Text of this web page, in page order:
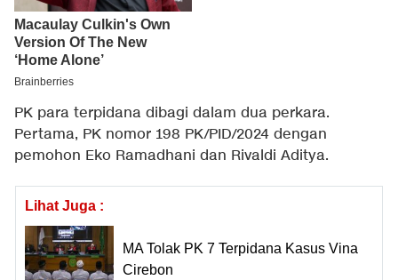
PK para terpidana dibagi dalam dua perkara.
Pertama, PK nomor 198 PK/PID/2024 dengan
pemohon Eko Ramadhani dan Rivaldi Aditya.
Lihat Juga :
MA Tolak PK 7 Terpidana Kasus Vina
Cirebon